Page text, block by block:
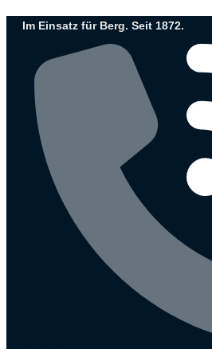
InhaltIm Einsatz für Berg. Seit 1872.